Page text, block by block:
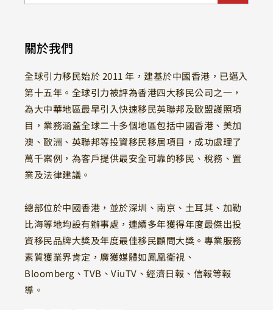
關於我們
全球引力移民始於 2011 年，建基於中國香港，已邁入
第十五年。全球引力被評為香港四大移民公司之一，
為大中華地區最早引入快速移民英聯邦及歐盟護照項
目，業務涵蓋全球二十多個地區包括中國香港、美加
澳、歐洲、英聯邦等投資移民移居項目，成功處理了
萬千案例，為客戶提供最安全可靠的移民、稅務、置
業及法律建議。
總部位於中國香港，並於深圳、南京、土耳其、加勒
比海等地均設有辦事處，連續多年獲得年度最傑出投
資移民品牌大獎及年度最佳移民顧問大獎。專業服務
素質獲業界肯定，廣獲媒體如鳳凰衛視、
Bloomberg、TVB、ViuTV、經濟日報、信報等報
導。